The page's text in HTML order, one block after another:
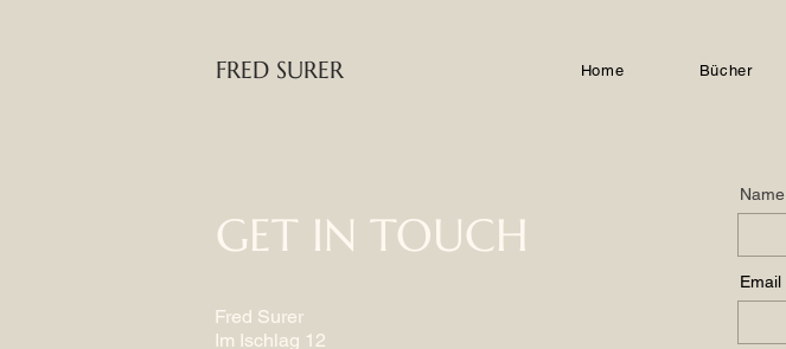
FRED SURER Home Bücher
Name
Email
Fred Surer
Im Ischlag 12
GET IN TOUCH